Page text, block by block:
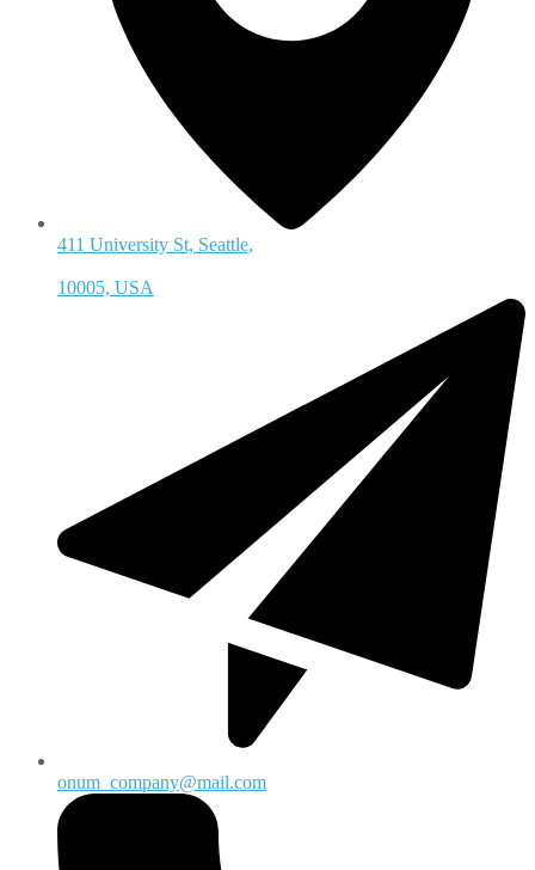
411 University St, Seattle,
10005, USA
onum_company@mail.com